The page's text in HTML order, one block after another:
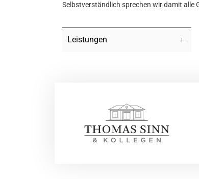
Selbstverständlich sprechen wir damit alle
Leistungen